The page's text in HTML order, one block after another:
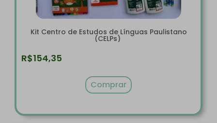
Kit Centro de Estudos de Línguas Paulistano
(CELPs)
R$154,35
Comprar